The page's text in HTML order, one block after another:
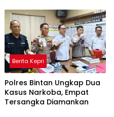
Berita Kepri
Polres Bintan Ungkap Dua
Kasus Narkoba, Empat
Tersangka Diamankan